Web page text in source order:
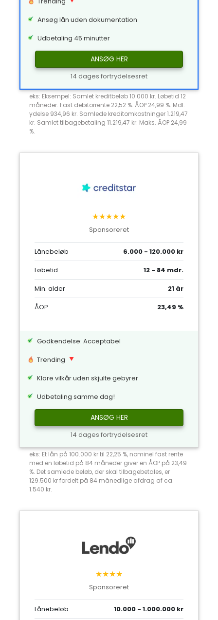
Ansøg lån uden dokumentation
Udbetaling 45 minutter
ANSØG HER
14 dages fortrydelsesret
eks: Eksempel: Samlet kreditbeløb 10.000 kr. Løbetid 12
måneder. Fast debitorrente 22,52 %. ÅOP 24,99 %. Mdl.
ydelse 934,96 kr. Samlede kreditomkostninger 1.219,47
kr. Samlet tilbagebetaling 11.219,47 kr. Maks. ÅOP 24,99
%.
★★★★★
Sponsoreret
Lånebeløb
6.000 - 120.000 kr
Løbetid
12 - 84 mdr.
Min. alder
21 år
ÅOP
23,49 %
Godkendelse: Acceptabel
Trending
Klare vilkår uden skjulte gebyrer
Udbetaling samme dag!
ANSØG HER
14 dages fortrydelsesret
eks: Et lån på 100.000 kr til 22,25 %, nominel fast rente
med en løbetid på 84 måneder giver en ÅOP på 23,49
%. Det samlede beløb, der skal tilbagebetales, er
129.500 kr fordelt på 84 månedlige afdrag af ca.
1.540 kr.
★★★★
Sponsoreret
Lånebeløb 10.000 - 1.000.000 kr